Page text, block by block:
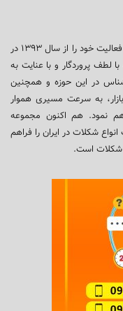
گروه شرکت های مشاوره، تامین و بازرگانی سورن فعالیت خود را از سال ۱۳۹۳ در
لطف پروردگار و با عنایت به
در این حوزه و همچنین
به سرعت مسیری هموار
نمود. هم اکنون مجموعه
شکلات در ایران را فراهم
شکلات است.